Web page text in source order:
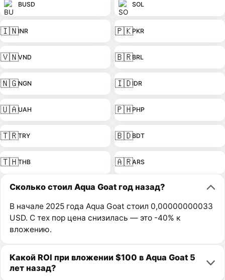
BUSD SOL
🇮🇳INR 🇵🇰PKR
🇻🇳VND 🇧🇷BRL
🇳🇬NGN 🇮🇩IDR
🇺🇦UAH 🇵🇭PHP
🇹🇷TRY 🇧🇩BDT
🇹🇭THB 🇦🇷ARS
Сколько стоил Aqua Goat год назад?
В начале 2025 года Aqua Goat стоил 0,00000000033
USD. С тех пор цена снизилась — это -40% к
вложению.
Какой ROI при вложении $100 в Aqua Goat 5
лет назад?